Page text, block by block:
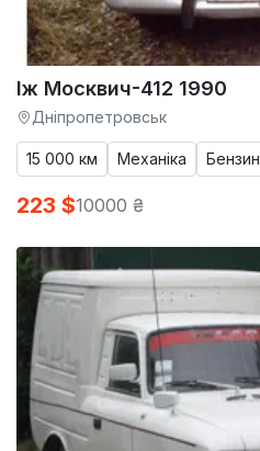
Іж Москвич-412 1990
Дніпропетровськ
15 000 км Механіка Бензин
223 $10000 ₴